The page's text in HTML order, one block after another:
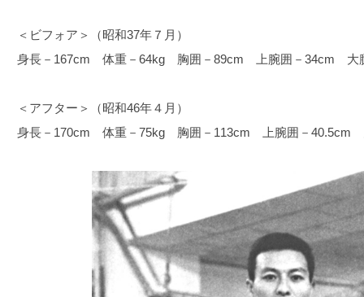
＜ビフォア＞（昭和37年７月）
身長－167cm 体重－64kg 胸囲－89cm 上腕囲－34cm 大
＜アフター＞（昭和46年４月）
身長－170cm 体重－75kg 胸囲－113cm 上腕囲－40.5cm